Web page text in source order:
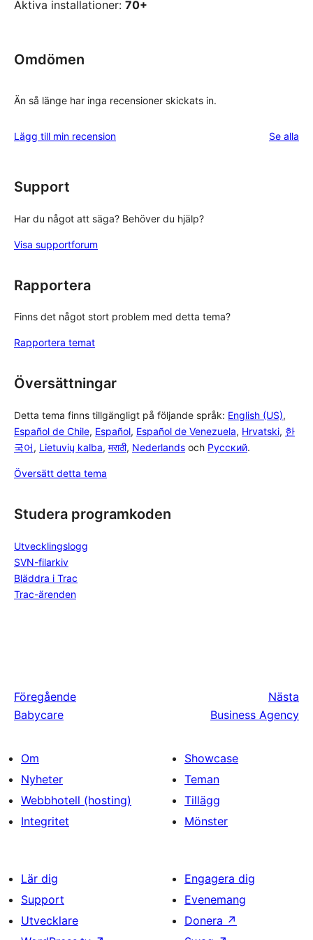
Aktiva installationer: 70+
Omdömen
Än så länge har inga recensioner skickats in.
Lägg till min recension Se alla
Support
Har du något att säga? Behöver du hjälp?
Visa supportforum
Rapportera
Finns det något stort problem med detta tema?
Rapportera temat
Översättningar
Detta tema finns tillgängligt på följande språk: English (US),
Español de Chile, Español, Español de Venezuela, Hrvatski, 한
국어, Lietuvių kalba, मराठी, Nederlands och Русский.
Översätt detta tema
Studera programkoden
Utvecklingslogg
SVN-filarkiv
Bläddra i Trac
Trac-ärenden
Föregående
Babycare
Nästa
Business Agency
Om
Nyheter
Webbhotell (hosting)
Integritet
Showcase
Teman
Tillägg
Mönster
Lär dig
Support
Utvecklare
Engagera dig
Evenemang
Donera ↗